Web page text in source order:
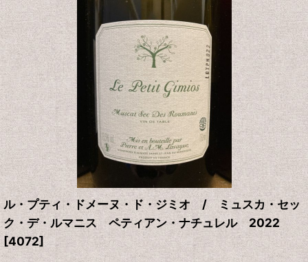
ル・プティ・ドメーヌ・ド・ジミオ / ミュスカ・セッ
ク・デ・ルマニス ペティアン・ナチュレル 2022
[4072]